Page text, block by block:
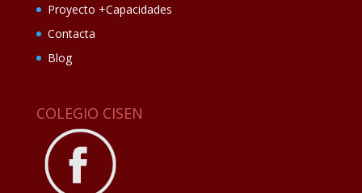
Proyecto +Capacidades
Contacta
Blog
COLEGIO CISEN